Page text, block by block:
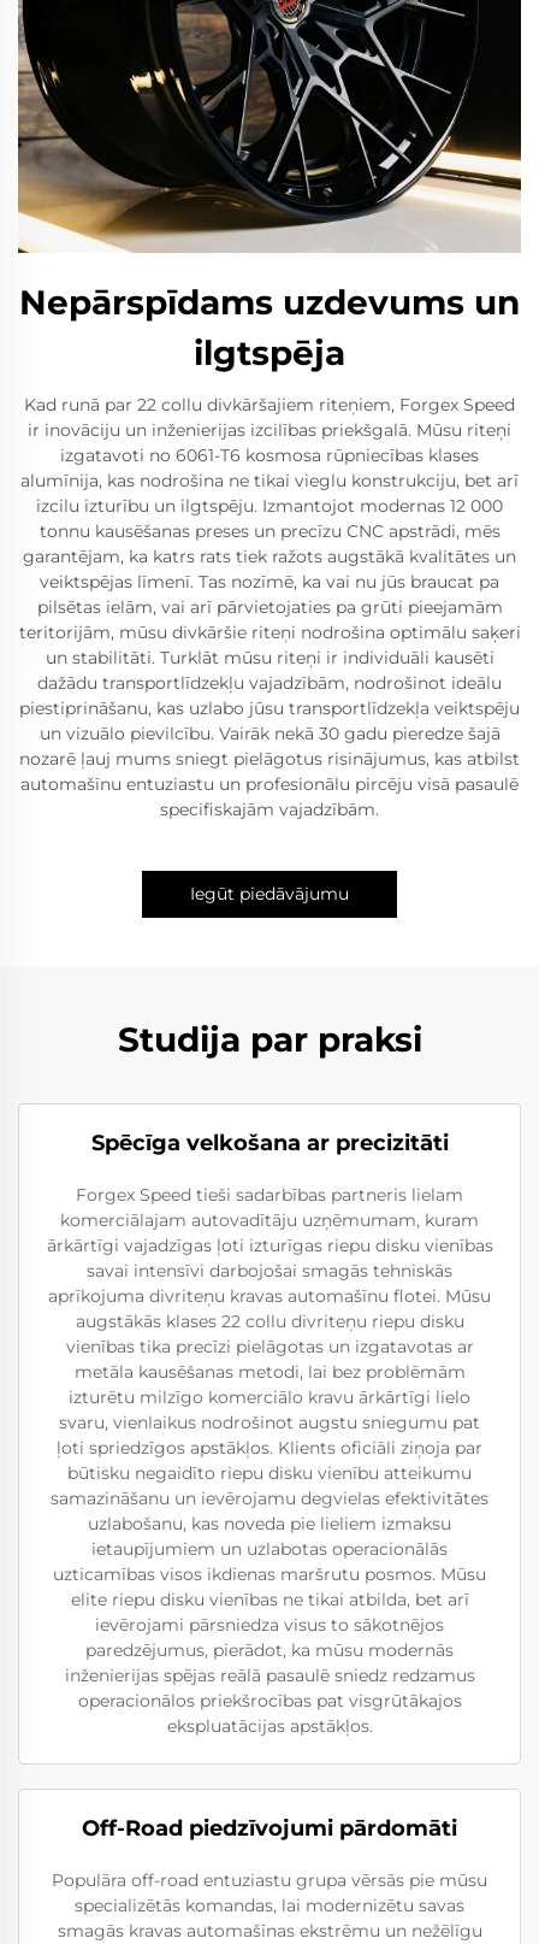
Nepārspīdams uzdevums un
ilgtspēja
Kad runā par 22 collu divkāršajiem riteņiem, Forgex Speed
ir inovāciju un inženierijas izcilības priekšgalā. Mūsu riteņi
izgatavoti no 6061-T6 kosmosa rūpniecības klases
alumīnija, kas nodrošina ne tikai vieglu konstrukciju, bet arī
izcilu izturību un ilgtspēju. Izmantojot modernas 12 000
tonnu kausēšanas preses un precīzu CNC apstrādi, mēs
garantējam, ka katrs rats tiek ražots augstākā kvalitātes un
veiktspējas līmenī. Tas nozīmē, ka vai nu jūs braucat pa
pilsētas ielām, vai arī pārvietojaties pa grūti pieejamām
teritorijām, mūsu divkāršie riteņi nodrošina optimālu saķeri
un stabilitāti. Turklāt mūsu riteņi ir individuāli kausēti
dažādu transportlīdzekļu vajadzībām, nodrošinot ideālu
piestiprināšanu, kas uzlabo jūsu transportlīdzekļa veiktspēju
un vizuālo pievilcību. Vairāk nekā 30 gadu pieredze šajā
nozarē ļauj mums sniegt pielāgotus risinājumus, kas atbilst
automašīnu entuziastu un profesionālu pircēju visā pasaulē
specifiskajām vajadzībām.
Iegūt piedāvājumu
Studija par praksi
Spēcīga velkošana ar precizitāti
Forgex Speed tieši sadarbības partneris lielam
komerciālajam autovadītāju uzņēmumam, kuram
ārkārtīgi vajadzīgas ļoti izturīgas riepu disku vienības
savai intensīvi darbojošai smagās tehniskās
aprīkojuma divriteņu kravas automašīnu flotei. Mūsu
augstākās klases 22 collu divriteņu riepu disku
vienības tika precīzi pielāgotas un izgatavotas ar
metāla kausēšanas metodi, lai bez problēmām
izturētu milzīgo komerciālo kravu ārkārtīgi lielo
svaru, vienlaikus nodrošinot augstu sniegumu pat
ļoti spriedzīgos apstākļos. Klients oficiāli ziņoja par
būtisku negaidīto riepu disku vienību atteikumu
samazināšanu un ievērojamu degvielas efektivitātes
uzlabošanu, kas noveda pie lieliem izmaksu
ietaupījumiem un uzlabotas operacionālās
uzticamības visos ikdienas maršrutu posmos. Mūsu
elite riepu disku vienības ne tikai atbilda, bet arī
ievērojami pārsniedza visus to sākotnējos
paredzējumus, pierādot, ka mūsu modernās
inženierijas spējas reālā pasaulē sniedz redzamus
operacionālos priekšrocības pat visgrūtākajos
ekspluatācijas apstākļos.
Off-Road piedzīvojumi pārdomāti
Populāra off-road entuziastu grupa vērsās pie mūsu
specializētās komandas, lai modernizētu savas
smagās kravas automašīnas ekstrēmu un nežēlīgu